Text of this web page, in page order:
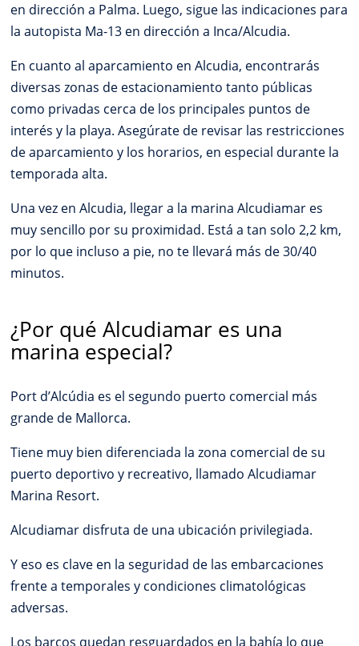
en dirección a Palma. Luego, sigue las indicaciones para
la autopista Ma-13 en dirección a Inca/Alcudia.
En cuanto al aparcamiento en Alcudia, encontrarás
diversas zonas de estacionamiento tanto públicas
como privadas cerca de los principales puntos de
interés y la playa. Asegúrate de revisar las restricciones
de aparcamiento y los horarios, en especial durante la
temporada alta.
Una vez en Alcudia, llegar a la marina Alcudiamar es
muy sencillo por su proximidad. Está a tan solo 2,2 km,
por lo que incluso a pie, no te llevará más de 30/40
minutos.
¿Por qué Alcudiamar es una
marina especial?
Port d’Alcúdia es el segundo puerto comercial más
grande de Mallorca.
Tiene muy bien diferenciada la zona comercial de su
puerto deportivo y recreativo, llamado Alcudiamar
Marina Resort.
Alcudiamar disfruta de una ubicación privilegiada.
Y eso es clave en la seguridad de las embarcaciones
frente a temporales y condiciones climatológicas
adversas.
Los barcos quedan resguardados en la bahía lo que